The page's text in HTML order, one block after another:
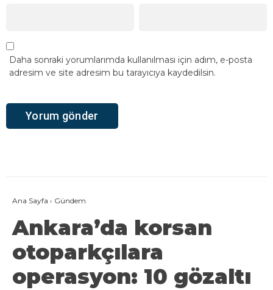
Daha sonraki yorumlarımda kullanılması için adım, e-posta
adresim ve site adresim bu tarayıcıya kaydedilsin.
Ana Sayfa › Gündem
Ankara’da korsan
otoparkçılara
operasyon: 10 gözaltı